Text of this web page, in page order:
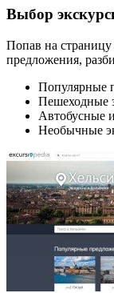
Выбор
Попав на
предложения,
Популярные
Пешеходные
Автобусные
Необычные